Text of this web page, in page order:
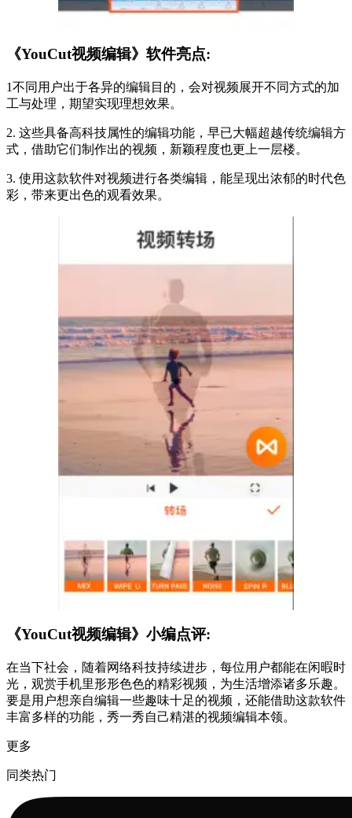
《YouCut视频编辑》软件亮点:
1不同用户出于各异的编辑目的，会对视频展开不同方式的加
工与处理，期望实现理想效果。
2. 这些具备高科技属性的编辑功能，早已大幅超越传统编辑方
式，借助它们制作出的视频，新颖程度也更上一层楼。
3. 使用这款软件对视频进行各类编辑，能呈现出浓郁的时代色
彩，带来更出色的观看效果。
《YouCut视频编辑》小编点评:
在当下社会，随着网络科技持续进步，每位用户都能在闲暇时
光，观赏手机里形形色色的精彩视频，为生活增添诸多乐趣。
要是用户想亲自编辑一些趣味十足的视频，还能借助这款软件
丰富多样的功能，秀一秀自己精湛的视频编辑本领。
更多
同类热门